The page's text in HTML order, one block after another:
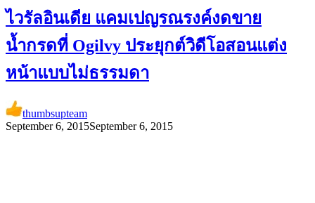
ไวรัลอินเดีย แคมเปญรณรงค์งดขาย
น้ำกรดที่ Ogilvy ประยุกต์วิดีโอสอนแต่ง
หน้าแบบไม่ธรรมดา
thumbsupteam
September 6, 2015September 6, 2015